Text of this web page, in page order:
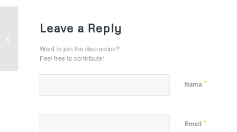
Leave a Reply
Want to join the discussion?
Feel free to contribute!
Nama *
Email *
Wujudkan Rasa Aman
Bagi Warganga, Polsek
Muara Kaman
Laksanakan Patroli Ke